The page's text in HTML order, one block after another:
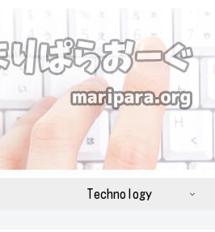
Technology